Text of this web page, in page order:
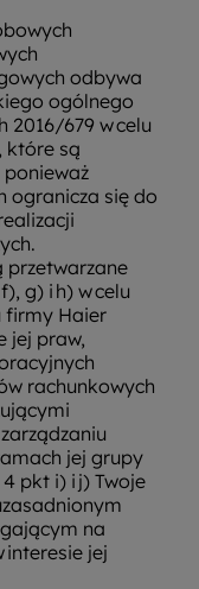
odbywa
ogólnego
2016/679 w celu
które są
ponieważ
ogranicza się do
przetwarzane
g) i h) w celu
firmy Haier
jej praw,
rachunkowych
jej grupy
pkt i) i j) Twoje
na
interesie jej